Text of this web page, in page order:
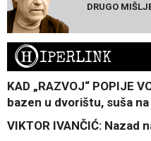
DRUGO
HIPERLINK
KAD „RAZVOJ“ POPIJE
bazen u dvorištu, suša
VIKTOR IVANČIĆ: Nazad